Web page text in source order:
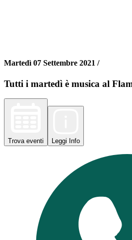
Martedì 07 Settembre 2021 /
Tutti i martedì è musica al
Trova eventi Leggi Info